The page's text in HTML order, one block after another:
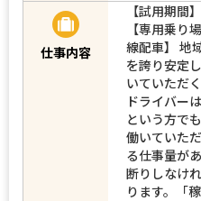
仕事内容
【試用期間
【専用乗り
線配車】 地
を誇り安定
いていただ
ドライバー
という方で
働いていた
る仕事量が
断りしなけ
ります。「